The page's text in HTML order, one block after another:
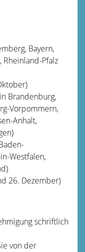
Bayern,
Pfalz
Brandenburg,
Vorpommern,
Anhalt,
Westfalen,
26. Dezember)
schriftlich
von der